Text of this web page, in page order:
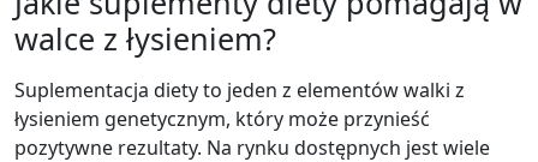
walce z łysieniem?
Suplementacja diety to jeden z elementów walki z
łysieniem genetycznym, który może przynieść
pozytywne rezultaty. Na rynku dostępnych jest wiele